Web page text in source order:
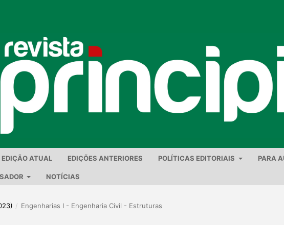
EDIÇÃO ATUAL EDIÇÕES ANTERIORES POLÍTICAS EDITORIAIS PARA
NOTÍCIAS
/ Engenharias I - Engenharia Civil - Estruturas